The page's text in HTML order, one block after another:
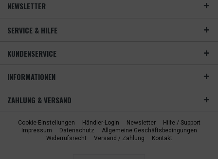
NEWSLETTER
SERVICE & HILFE
KUNDENSERVICE
INFORMATIONEN
ZAHLUNG & VERSAND
Cookie-Einstellungen Händler-Login Newsletter
Hilfe / Support
Impressum
Datenschutz
Allgemeine Geschäftsbedingungen
Widerrufsrecht
Versand / Zahlung Kontakt